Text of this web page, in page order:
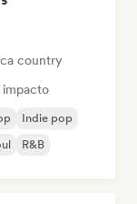
country
impacto
Indie pop
R&B